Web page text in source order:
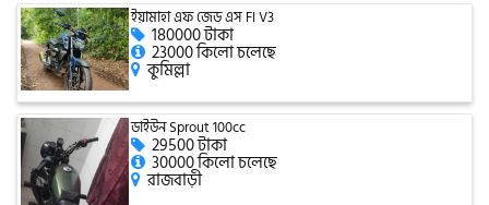
SINSKI
জিংফু
জোনটেস
ইয়ামাহা এফ জেড এস FI V3
180000 টাকা
23000 কিলো চলেছে
কুমিল্লা
ডাইউন Sprout 100cc
29500 টাকা
30000 কিলো চলেছে
রাজবাড়ী